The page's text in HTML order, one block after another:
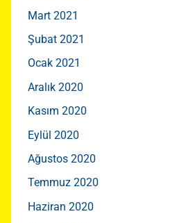
Mart 2021
Şubat 2021
Ocak 2021
Aralık 2020
Kasım 2020
Eylül 2020
Ağustos 2020
Temmuz 2020
Haziran 2020